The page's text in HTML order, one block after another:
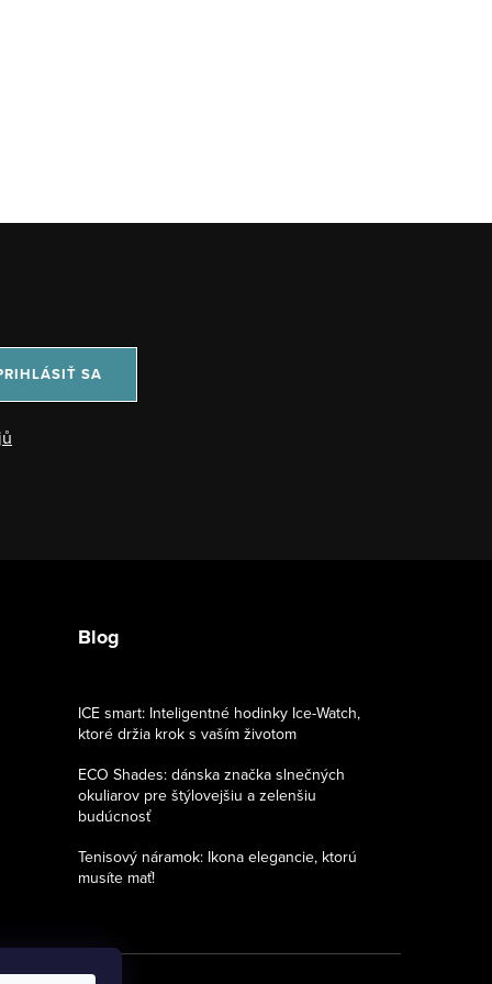
SA
Blog
ICE smart: Inteligentné hodinky Ice-Watch,
ktoré držia krok s vaším životom
ECO Shades: dánska značka slnečných
okuliarov pre štýlovejšiu a zelenšiu
budúcnosť
Tenisový náramok: Ikona elegancie, ktorú
musíte mať!